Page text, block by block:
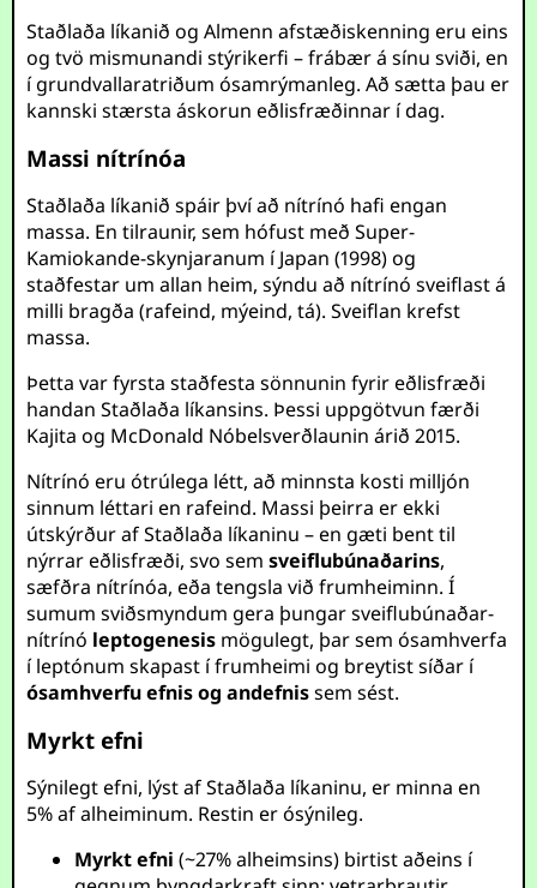
Staðlaða líkanið og Almenn afstæðiskenning eru eins
og tvö mismunandi stýrikerfi – frábær á sínu sviði, en
í grundvallaratriðum ósamrýmanleg. Að sætta þau er
kannski stærsta áskorun eðlisfræðinnar í dag.
Massi nítrínóa
Staðlaða líkanið spáir því að nítrínó hafi engan
massa. En tilraunir, sem hófust með Super-
Kamiokande-skynjaranum í Japan (1998) og
staðfestar um allan heim, sýndu að nítrínó sveiflast á
milli bragða (rafeind, mýeind, tá). Sveiflan krefst
massa.
Þetta var fyrsta staðfesta sönnunin fyrir eðlisfræði
handan Staðlaða líkansins. Þessi uppgötvun færði
Kajita og McDonald Nóbelsverðlaunin árið 2015.
Nítrínó eru ótrúlega létt, að minnsta kosti milljón
sinnum léttari en rafeind. Massi þeirra er ekki
útskýrður af Staðlaða líkaninu – en gæti bent til
nýrrar eðlisfræði, svo semsveiflubúnaðarins,
sæfðra nítrínóa, eða tengsla við frumheiminn. Í
sumum sviðsmyndum gera þungar sveiflubúnaðar-
nítrínó leptogenesis mögulegt, þar sem ósamhverfa
í leptónum skapast í frumheimi og breytist síðar í
ósamhverfu efnis og andefnissem sést.
Myrkt efni
Sýnilegt efni, lýst af Staðlaða líkaninu, er minna en
5% af alheiminum. Restin er ósýnileg.
Myrkt efni (~27% alheimsins) birtist aðeins í